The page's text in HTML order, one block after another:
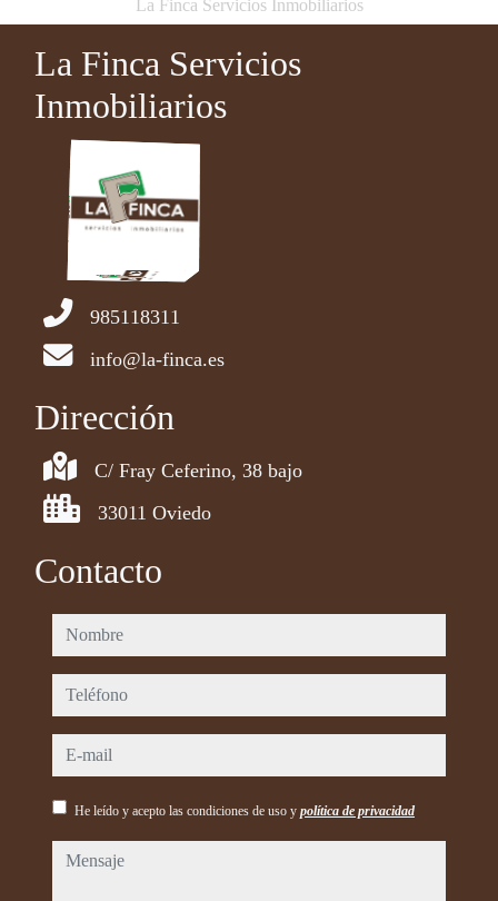
La Finca Servicios Inmobiliarios
La Finca Servicios
Inmobiliarios
985118311
info@la-finca.es
Dirección
C/ Fray Ceferino, 38 bajo
33011 Oviedo
Contacto
nombre
teléfono
e-mail
He leído y acepto las condiciones de uso y política de privacidad
mensaje